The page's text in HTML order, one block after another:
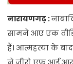
नारायणगढ़ :
सामने आए एक
हैं। आत्महत्या के